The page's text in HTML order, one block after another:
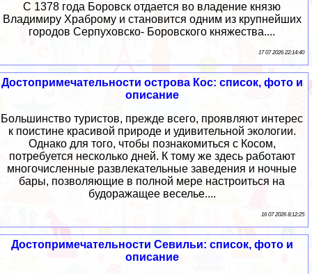
С 1378 года Боровск отдается во владение князю
Владимиру Храброму и становится одним из крупнейших
городов Серпуховско- Боровского княжества....
17 07 2026 22:14:40
Достопримечательности острова Кос: список, фото и
описание
Большинство туристов, прежде всего, проявляют интерес
к поистине красивой природе и удивительной экологии.
Однако для того, чтобы познакомиться с Косом,
потребуется несколько дней. К тому же здесь работают
многочисленные развлекательные заведения и ночные
бары, позволяющие в полной мере настроиться на
будоражащее веселье....
16 07 2026 8:12:25
Достопримечательности Севильи: список, фото и
описание